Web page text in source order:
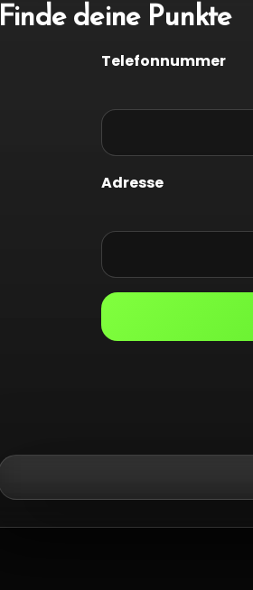
Finde deine Punkte
Telefonnummer
Adresse